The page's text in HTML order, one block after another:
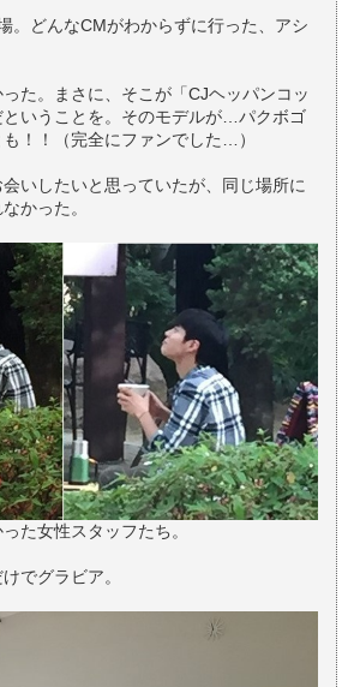
。どんなCMがわからずに行った、アシ
た。まさに、そこが「CJヘッパンコッ
いうことを。そのモデルが…パクボゴ
！！（完全にファンでした…）
いしたいと思っていたが、同じ場所に
かった。
た女性スタッフたち。
でグラビア。